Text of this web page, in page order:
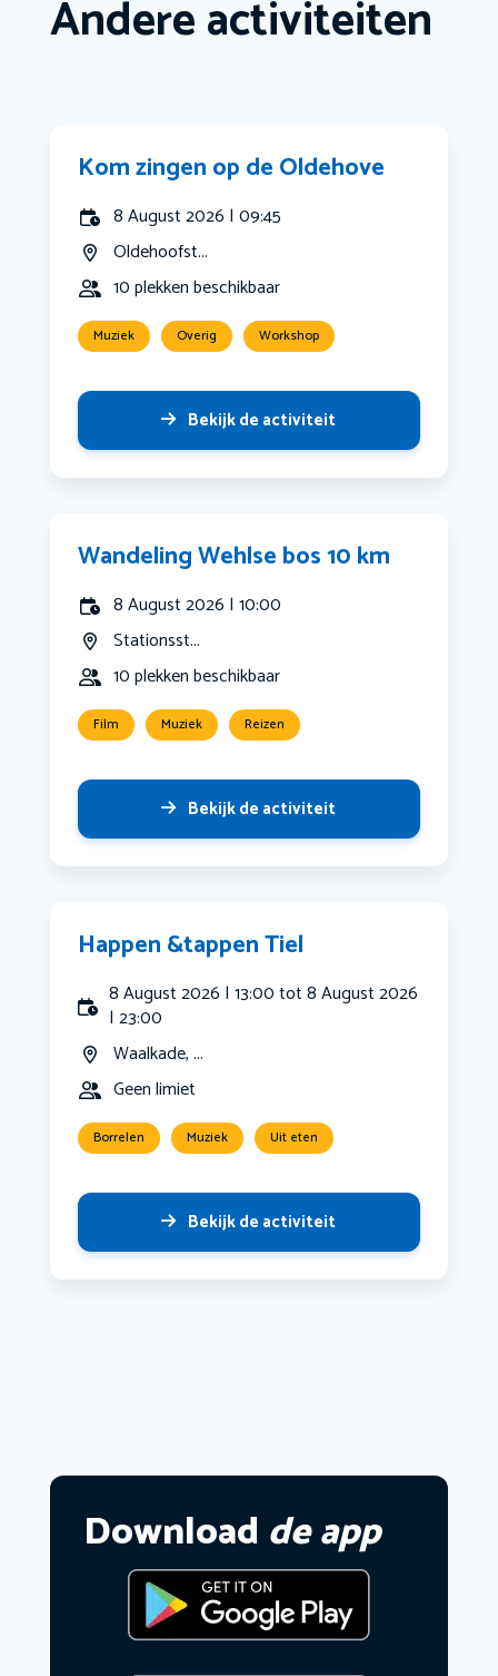
Andere activiteiten
Kom zingen op de Oldehove
8 August 2026 | 09:45
Oldehoofst...
10 plekken beschikbaar
Muziek Overig Workshop
Bekijk de activiteit
Wandeling Wehlse bos 10 km
8 August 2026 | 10:00
Stationsst...
10 plekken beschikbaar
Film Muziek Reizen
Bekijk de activiteit
Happen &tappen Tiel
8 August 2026 | 13:00 tot 8 August 2026
| 23:00
Waalkade, ...
Geen limiet
Borrelen Muziek Uit eten
Bekijk de activiteit
Download de app